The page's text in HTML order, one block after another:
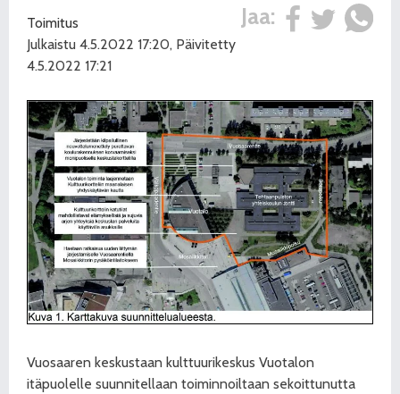
Jaa:
Toimitus
Julkaistu 4.5.2022 17:20, Päivitetty
4.5.2022 17:21
Vuosaaren keskustaan kulttuurikeskus Vuotalon
itäpuolelle suunnitellaan toiminnoiltaan sekoittunutta